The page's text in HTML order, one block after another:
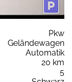
Pkw
Geländewagen
Automatik
20 km
5